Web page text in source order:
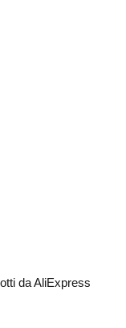
da AliExpress